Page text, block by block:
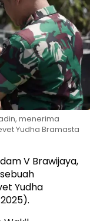
menerima
Yudha Bramasta
V Brawijaya,
Yudha